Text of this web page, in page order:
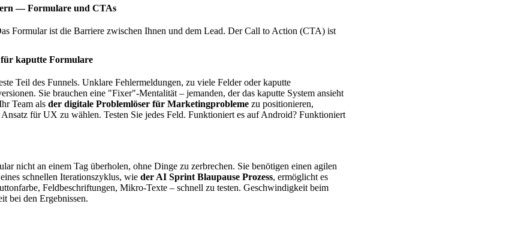
— Formulare und CTAs
Formular ist die Barriere zwischen Ihnen und dem Lead. Der Call to Action (CTA) ist
kaputte Formulare
Teil des Funnels. Unklare Fehlermeldungen, zu viele Felder oder kaputte
Sie brauchen eine "Fixer"-Mentalität – jemanden, der das kaputte System ansieht
Team als der digitale Problemlöser für Marketingprobleme zu positionieren,
Ansatz für UX zu wählen. Testen Sie jedes Feld. Funktioniert es auf Android? Funktioniert
nicht an einem Tag überholen, ohne Dinge zu zerbrechen. Sie benötigen einen agilen
schnellen Iterationszyklus, wie der AI Sprint Blaupause Prozess, ermöglicht es
Feldbeschriftungen, Mikro-Texte – schnell zu testen. Geschwindigkeit beim
bei den Ergebnissen.